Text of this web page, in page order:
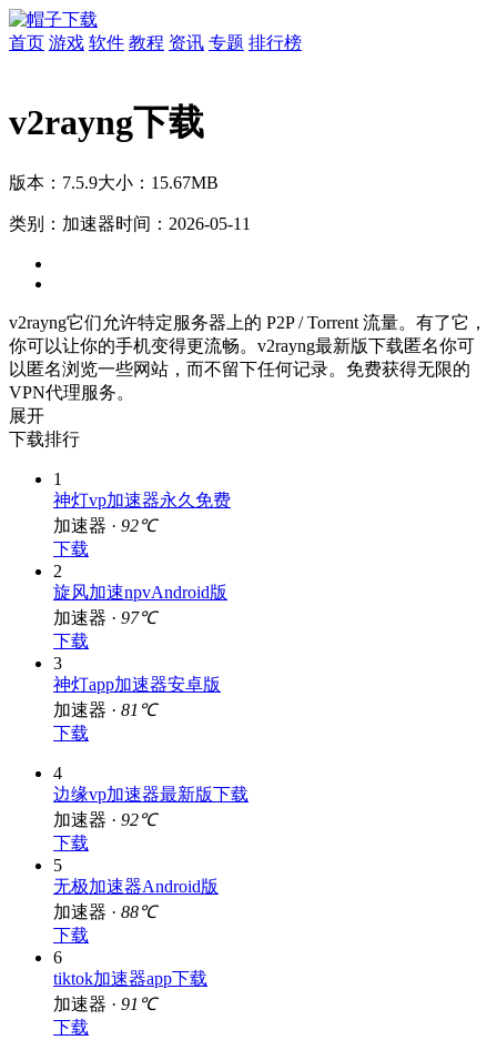
首页 游戏 软件 教程 资讯 专题 排行榜
v2rayng下载
版本：7.5.9大小：15.67MB
类别：加速器时间：2026-05-11
v2rayng它们允许特定服务器上的 P2P / Torrent 流量。有了它，
你可以让你的手机变得更流畅。v2rayng最新版下载匿名你可
以匿名浏览一些网站，而不留下任何记录。免费获得无限的
VPN代理服务。
展开
下载排行
1
神灯vp加速器永久免费
加速器 · 92℃
下载
2
旋风加速npvAndroid版
加速器 · 97℃
下载
3
神灯app加速器安卓版
加速器 · 81℃
下载
4
边缘vp加速器最新版下载
加速器 · 92℃
下载
5
无极加速器Android版
加速器 · 88℃
下载
6
tiktok加速器app下载
加速器 · 91℃
下载